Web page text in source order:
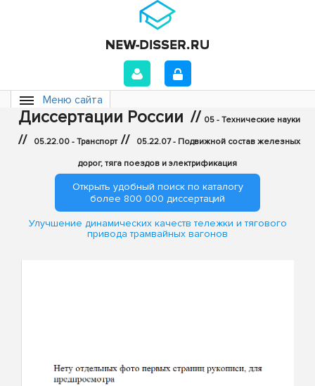
Меню сайта
Диссертации России // 05 - Технические науки
// 05.22.00 - Транспорт // 05.22.07 - Подвижной состав железных
дорог, тяга поездов и электрификация
Открыть удобный поиск по каталогу
более 800 000 диссертаций
Улучшение динамических качеств тележки и тягового
привода трамвайных вагонов